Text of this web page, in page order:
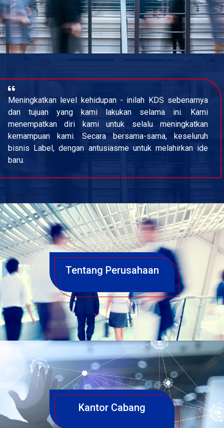
Meningkatkan level kehidupan - inilah KDS sebenarnya
dan tujuan yang kami lakukan selama ini. Kami
menempatkan diri kami untuk selalu meningkatkan
kemampuan kami. Secara bersama-sama, keseluruh
bisnis Label, dengan antusiasme untuk melahirkan ide
baru.
Tentang Perusahaan
Kantor Cabang